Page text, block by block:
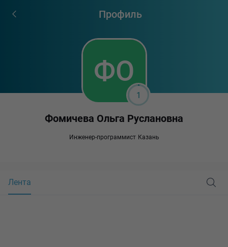
Профиль
1
Фомичева Ольга Руслановна
Инженер-программист Казань
Лента